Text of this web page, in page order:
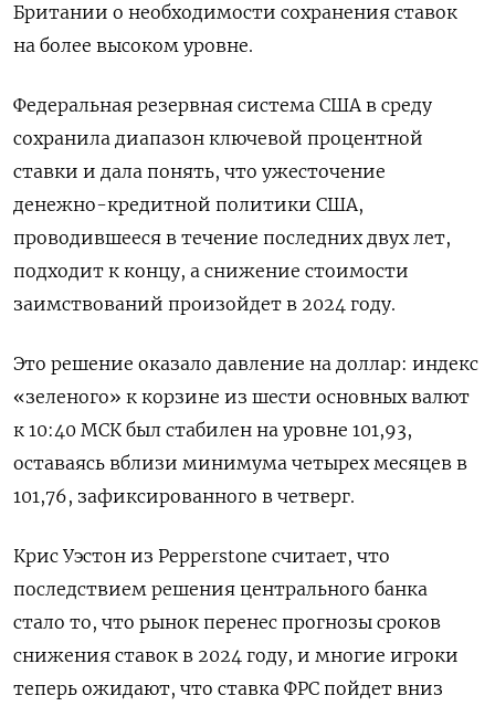
Британии о необходимости сохранения ставок
на более высоком уровне.
Федеральная резервная система США в среду
сохранила диапазон ключевой процентной
ставки и дала понять, что ужесточение
денежно-кредитной политики США,
проводившееся в течение последних двух лет,
подходит к концу, а снижение стоимости
заимствований произойдет в 2024 году.
Это решение оказало давление на доллар: индекс
«зеленого» к корзине из шести основных валют
к 10:40 МСК был стабилен на уровне 101,93​,
оставаясь вблизи минимума четырех месяцев в
101,76, зафиксированного в четверг.
Крис Уэстон из Pepperstone считает, что
последствием решения центрального банка
стало то, что рынок перенес прогнозы сроков
снижения ставок в 2024 году, и многие игроки
теперь ожидают, что ставка ФРС пойдет вниз